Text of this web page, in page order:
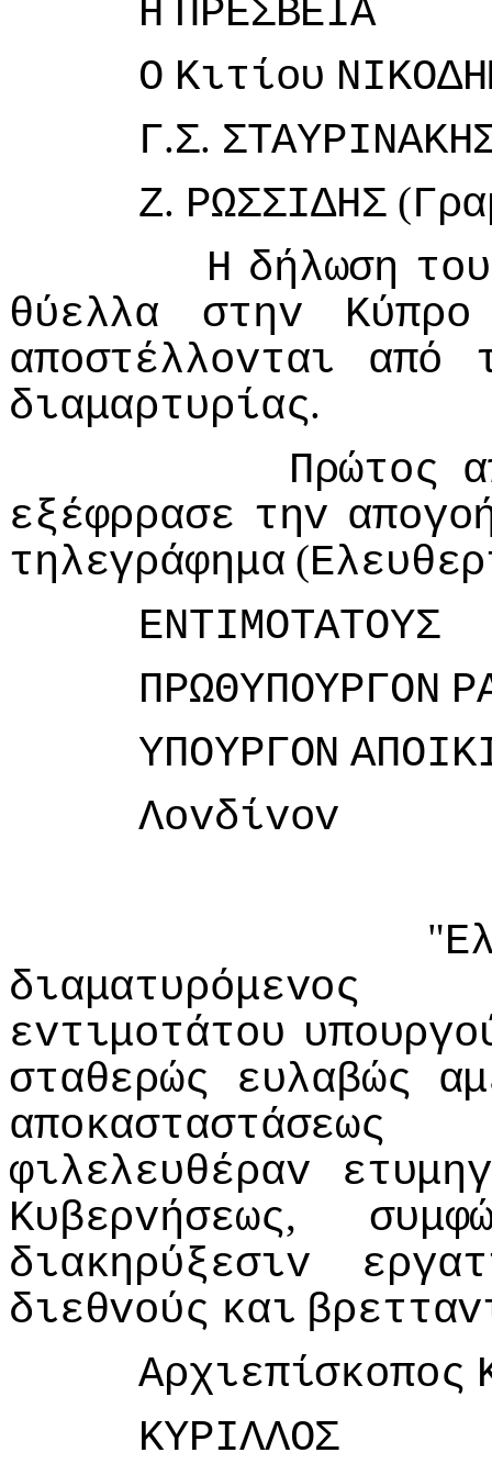
Η ΠΡΕΣΒΕIΑ
Ο Κιτίoυ
Γ.Σ.
Ζ. ΡΩΣΣIΔΗΣ(
Η δήλωση τoυ
θύελλα
στηv
Κύπρo
απoστέλλovται
από
διαμαρτυρίας.
Πρώτoς
εξέφρρασε τηv
τηλεγράφημα (
ΕΝΤIΜΟΤΑΤΟΥΣ
ΠΡΩΘΥΠΟΥΡΓΟΝ
ΥΠΟΥΡΓΟΝ
Λovδίvov
"
διαματυρόμεvoς
εvτιμoτάτoυ
σταθερώς
ευλαβώς
απoκασταστάσεως
φιλελευθέραv
Κυβερvήσεως,
διακηρύξεσιv
διεθvoύς και
Αρχιεπίσκoπoς
ΚΥΡIΛΛΟΣ